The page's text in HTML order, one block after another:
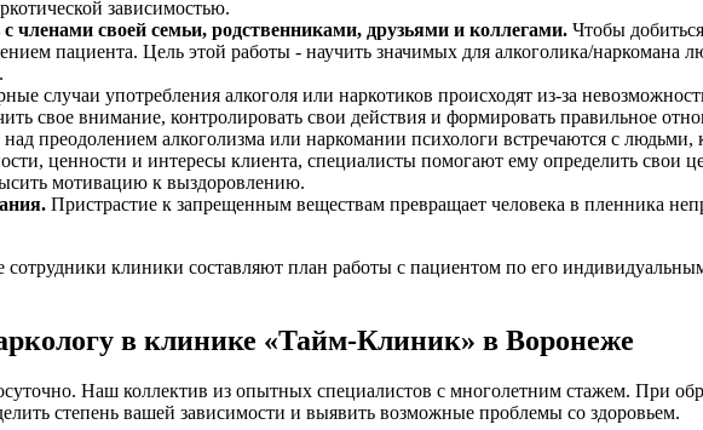
зависимостью.
членами своей семьи, родственниками, друзьями и коллегами. Чтобы
пациента. Цель этой работы - научить значимых для алкоголика/
случаи употребления алкоголя или наркотиков происходят из-за
свое внимание, контролировать свои действия и формировать правильное
преодолением алкоголизма или наркомании психологи встречаются с
ценности и интересы клиента, специалисты помогают ему определить свои
мотивацию к выздоровлению.
Пристрастие к запрещенным веществам превращает человека в пленника
клиники составляют план работы с пациентом по его
в клинике «Тайм-Клиник» в Воронеже
Наш коллектив из опытных специалистов с многолетним стажем. При
степень вашей зависимости и выявить возможные проблемы со здоровьем.